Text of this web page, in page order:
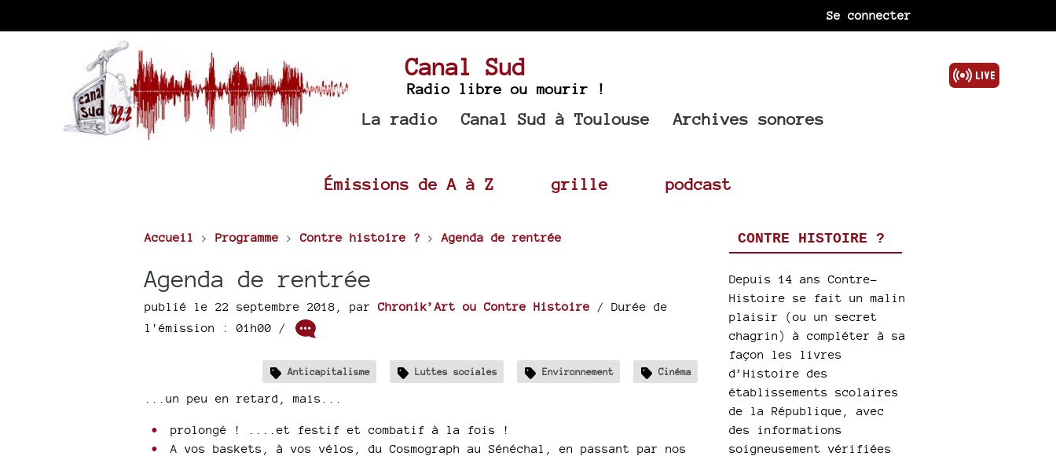
Se connecter
Canal Sud
Radio libre ou mourir !
La radio Canal Sud à Toulouse Archives sonores
Émissions de A à Z grille podcast
Accueil > Programme >Contre histoire ? > Agenda de rentrée
Agenda de rentrée
publié le 22 septembre 2018 parChronik’Art ou Contre Histoire
/ Durée de
l'émission : 01h00 /
Anticapitalisme Luttes sociales Environnement Cinéma
...un peu en retard, mais...
prolongé ! ....et festif et combatif à la fois !
A vos baskets, à vos vélos, du Cosmograph au Sénéchal, en passant par nos
CONTRE HISTOIRE ?
Depuis 14 ans Contre-
Histoire se fait un malin
plaisir (ou un secret
chagrin) à compléter à sa
façon les livres
d’Histoire des
établissements scolaires
de la République, avec
des informations
soigneusement vérifiées